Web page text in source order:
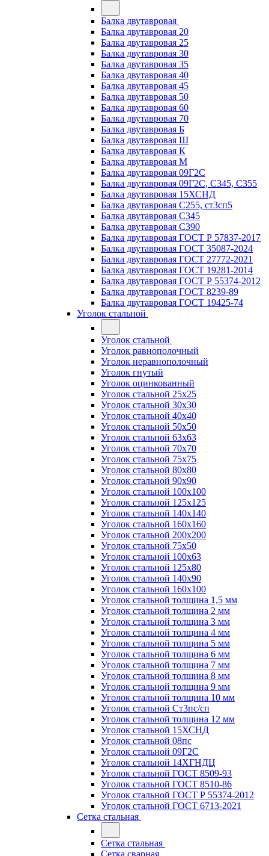
Балка двутавровая
Балка двутавровая 20
Балка двутавровая 25
Балка двутавровая 30
Балка двутавровая 35
Балка двутавровая 40
Балка двутавровая 45
Балка двутавровая 50
Балка двутавровая 60
Балка двутавровая 70
Балка двутавровая Б
Балка двутавровая Ш
Балка двутавровая К
Балка двутавровая М
Балка двутавровая 09Г2С
Балка двутавровая 09Г2С, С345, С355
Балка двутавровая 15ХСНД
Балка двутавровая С255, ст3сп5
Балка двутавровая С345
Балка двутавровая С390
Балка двутавровая ГОСТ Р 57837-2017
Балка двутавровая ГОСТ 35087-2024
Балка двутавровая ГОСТ 27772-2021
Балка двутавровая ГОСТ 19281-2014
Балка двутавровая ГОСТ Р 55374-2012
Балка двутавровая ГОСТ 8239-89
Балка двутавровая ГОСТ 19425-74
Уголок стальной
Уголок стальной
Уголок равнополочный
Уголок неравнополочный
Уголок гнутый
Уголок оцинкованный
Уголок стальной 25х25
Уголок стальной 30х30
Уголок стальной 40х40
Уголок стальной 50х50
Уголок стальной 63х63
Уголок стальной 70х70
Уголок стальной 75х75
Уголок стальной 80х80
Уголок стальной 90х90
Уголок стальной 100х100
Уголок стальной 125х125
Уголок стальной 140х140
Уголок стальной 160х160
Уголок стальной 200х200
Уголок стальной 75х50
Уголок стальной 100х63
Уголок стальной 125х80
Уголок стальной 140х90
Уголок стальной 160х100
Уголок стальной толщина 1,5 мм
Уголок стальной толщина 2 мм
Уголок стальной толщина 3 мм
Уголок стальной толщина 4 мм
Уголок стальной толщина 5 мм
Уголок стальной толщина 6 мм
Уголок стальной толщина 7 мм
Уголок стальной толщина 8 мм
Уголок стальной толщина 9 мм
Уголок стальной толщина 10 мм
Уголок стальной Ст3пс/сп
Уголок стальной толщина 12 мм
Уголок стальной 15ХСНД
Уголок стальной 08пс
Уголок стальной 09Г2С
Уголок стальной 14ХГНДЦ
Уголок стальной ГОСТ 8509-93
Уголок стальной ГОСТ 8510-86
Уголок стальной ГОСТ Р 55374-2012
Уголок стальной ГОСТ 6713-2021
Сетка стальная
Сетка стальная
Сетка сварная